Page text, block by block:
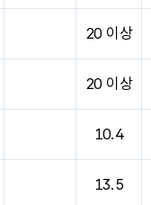
20 이상
20 이상
10.4
13.5